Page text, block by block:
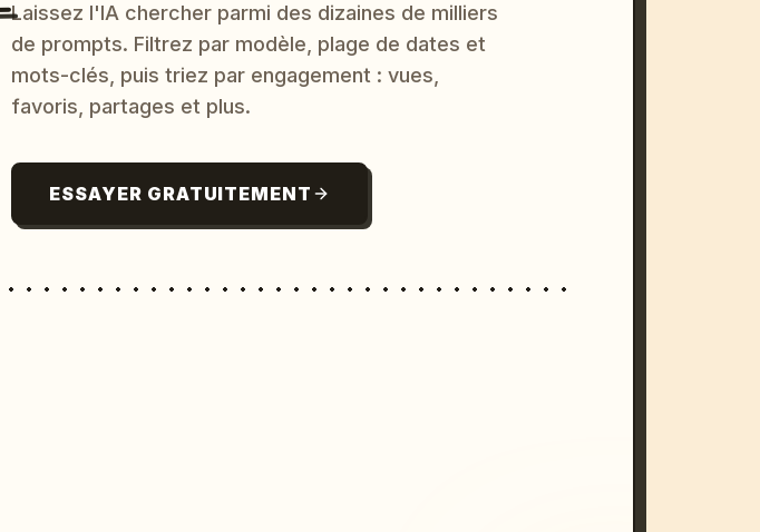
Laissez l'IA chercher parmi des dizaines de milliers
de prompts. Filtrez par modèle, plage de dates et
mots-clés, puis triez par engagement : vues,
favoris, partages et plus.
ESSAYER GRATUITEMENT